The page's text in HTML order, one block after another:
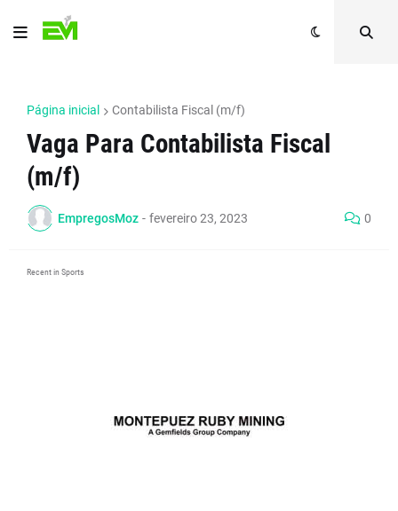
Página inicial Contabilista Fiscal (m/f)
Vaga Para Contabilista Fiscal
(m/f)
EmpregosMoz - fevereiro 23, 2023 0
Recent in Sports